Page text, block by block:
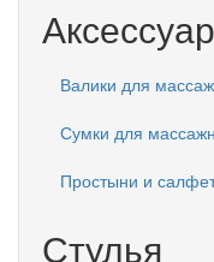
Валики для
Сумки для
Простыни и
Стулья